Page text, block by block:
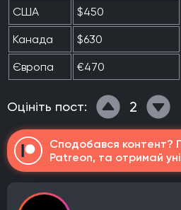
США $450
Канада $630
Європа €470
Оцініть пост: 2
Сподобався контент?
Patreon, та отримай